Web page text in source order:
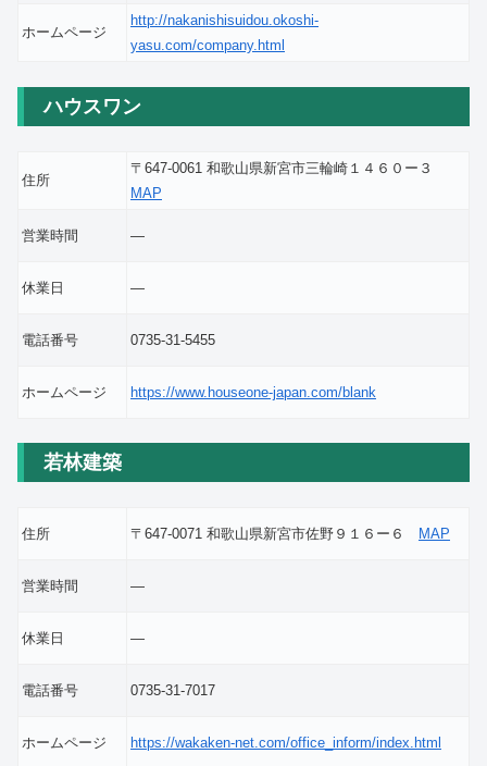
ホームページ
http://nakanishisuidou.okoshi-
yasu.com/company.html
ハウスワン
住所
〒647-0061 和歌山県新宮市三輪崎１４６０ー３
MAP
営業時間 ―
休業日 ―
電話番号 0735-31-5455
ホームページ https://www.houseone-japan.com/blank
若林建築
住所 〒647-0071 和歌山県新宮市佐野９１６ー６ MAP
営業時間 ―
休業日 ―
電話番号 0735-31-7017
ホームページ https://wakaken-net.com/office_inform/index.html